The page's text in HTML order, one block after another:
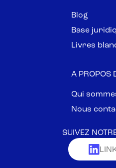
Blog
Base
Livres
A PROPOS
Qui
Nous
SUIVEZ